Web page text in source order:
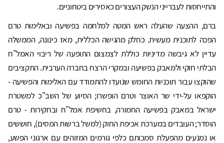
והתייחסות לעברייני הנשק העצורים כאסירים ביטחוניים.
ברם, ההצעה שהעלה ראש המטה למלחמה בפשיעה ובאלימות טרם
הפכה לתוכנית מעשית. כחלק מהגישה הכללית, מאז כינונה, הממשלה
עדיין לא גיבשה מדיניות כוללת לצמצום התופעה של ריבוי האמל"ח
הבלתי חוקי ולמאבק בפשיעה ובמקרי הרצח בחברה הערבית. התקציבים
שהוקצו עבור תוכניות החומש שנועדו להתמודד עם האלימות והפשיעה -
הוקפאו על-ידי שר האוצר וטרם הופשרו; הסיוע של השב"כ למשטרת
ישראל במאבק בפשיעה החמורה, בחשיפת אמל"ח ובחקירות - טרם
הוסדר; העובדים במערכת אכיפת החוק (למשל ברשות המסים), חוששים
או נמנעים מהפעלת סמכותם כלפי גורמים המזוהים עם ארגוני הפשע,